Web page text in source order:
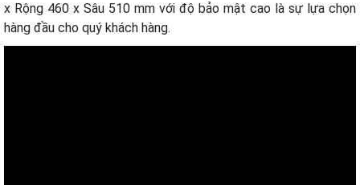
x Rộng 460 x Sâu 510 mm với độ bảo mật cao là sự lựa chọn
hàng đầu cho quý khách hàng.